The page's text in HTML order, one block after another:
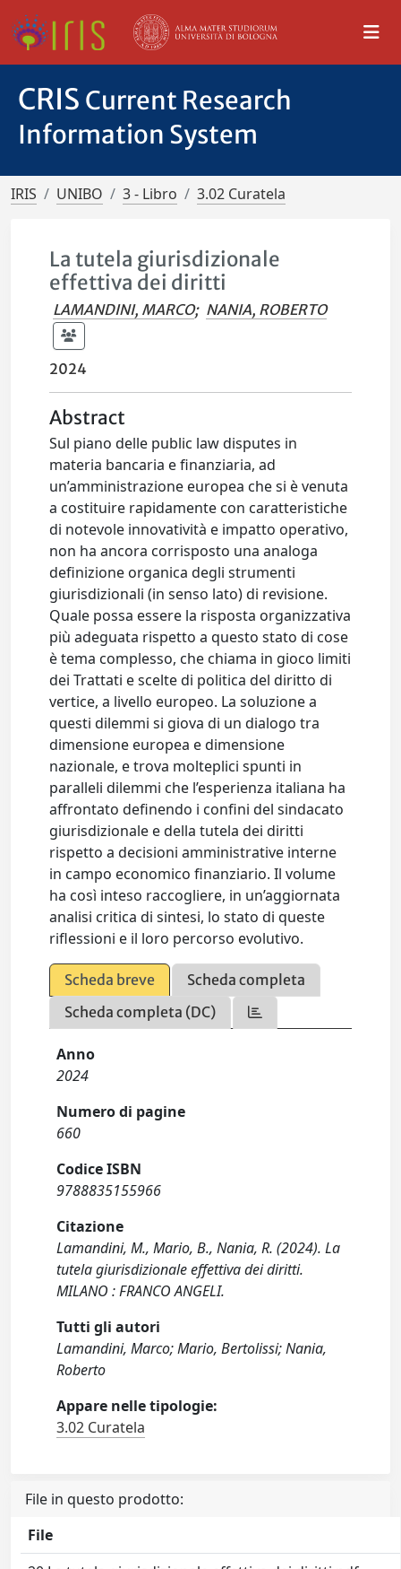
CRIS Current Research
Information System
IRIS UNIBO 3 - Libro 3.02 Curatela
La tutela giurisdizionale
effettiva dei diritti
LAMANDINI, MARCO; NANIA, ROBERTO
2024
Abstract
Sul piano delle public law disputes in
materia bancaria e finanziaria, ad
un’amministrazione europea che si è venuta
a costituire rapidamente con caratteristiche
di notevole innovatività e impatto operativo,
non ha ancora corrisposto una analoga
definizione organica degli strumenti
giurisdizionali (in senso lato) di revisione.
Quale possa essere la risposta organizzativa
più adeguata rispetto a questo stato di cose
è tema complesso, che chiama in gioco limiti
dei Trattati e scelte di politica del diritto di
vertice, a livello europeo. La soluzione a
questi dilemmi si giova di un dialogo tra
dimensione europea e dimensione
nazionale, e trova molteplici spunti in
paralleli dilemmi che l’esperienza italiana ha
affrontato definendo i confini del sindacato
giurisdizionale e della tutela dei diritti
rispetto a decisioni amministrative interne
in campo economico finanziario. Il volume
ha così inteso raccogliere, in un’aggiornata
analisi critica di sintesi, lo stato di queste
riflessioni e il loro percorso evolutivo.
Scheda breve
Scheda completa
Scheda completa (DC)
Anno
2024
Numero di pagine
660
Codice ISBN
9788835155966
Citazione
Lamandini, M., Mario, B., Nania, R. (2024). La
tutela giurisdizionale effettiva dei diritti.
MILANO : FRANCO ANGELI.
Tutti gli autori
Lamandini, Marco; Mario, Bertolissi; Nania,
Roberto
Appare nelle tipologie:
3.02 Curatela
File in questo prodotto:
File